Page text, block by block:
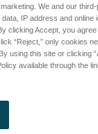
We and our
IP address and online
clicking Accept, you
“Reject,” only cookies
using this site or clicking
available through the